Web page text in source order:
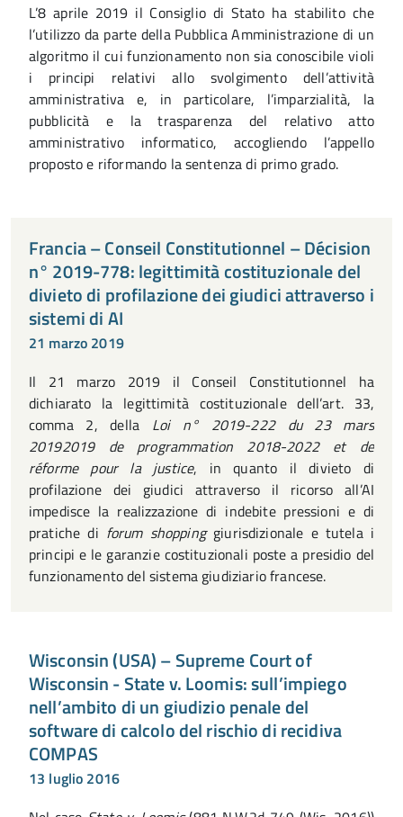
L’8 aprile 2019 il Consiglio di Stato ha stabilito che
l’utilizzo da parte della Pubblica Amministrazione di un
algoritmo il cui funzionamento non sia conoscibile violi
i principi relativi allo svolgimento dell’attività
amministrativa e, in particolare, l’imparzialità, la
pubblicità e la trasparenza del relativo atto
amministrativo informatico, accogliendo l’appello
proposto e riformando la sentenza di primo grado.
Francia – Conseil Constitutionnel – Décision
n° 2019-778: legittimità costituzionale del
divieto di profilazione dei giudici attraverso i
sistemi di AI
21 marzo 2019
Il 21 marzo 2019 il Conseil Constitutionnel ha
dichiarato la legittimità costituzionale dell’art. 33,
comma 2, della Loi n° 2019-222 du 23 mars
20192019 de programmation 2018-2022 et de
réforme pour la justice, in quanto il divieto di
profilazione dei giudici attraverso il ricorso all’AI
impedisce la realizzazione di indebite pressioni e di
pratiche di forum shoppinggiurisdizionale e tutela i
principi e le garanzie costituzionali poste a presidio del
funzionamento del sistema giudiziario francese.
Wisconsin (USA) – Supreme Court of
Wisconsin - State v. Loomis: sull’impiego
nell’ambito di un giudizio penale del
software di calcolo del rischio di recidiva
COMPAS
13 luglio 2016